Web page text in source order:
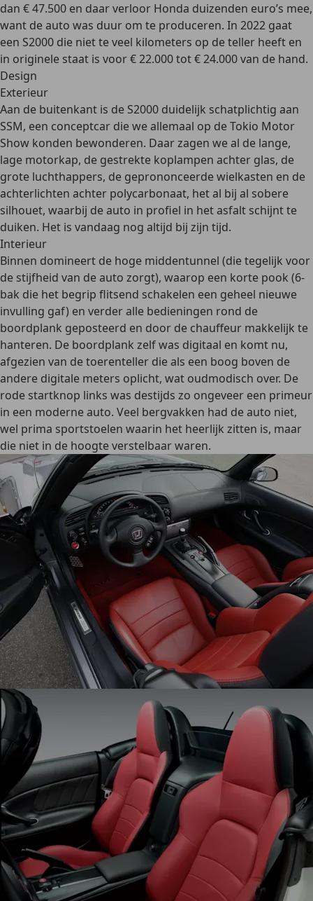
dan € 47.500 en daar verloor Honda duizenden euro’s mee,
want de auto was duur om te produceren. In 2022 gaat
een S2000 die niet te veel kilometers op de teller heeft en
in originele staat is voor € 22.000 tot € 24.000 van de hand.
Design
Exterieur
Aan de buitenkant is de S2000 duidelijk schatplichtig aan
SSM, een conceptcar die we allemaal op deTokio Motor
Show konden bewonderen. Daar zagen we al de lange,
lage motorkap, de gestrekte koplampen achter glas, de
grote luchthappers, de geprononceerde wielkasten en de
achterlichten achter polycarbonaat, het al bij al sobere
silhouet, waarbij de auto in profiel in het asfalt schijnt te
duiken. Het is vandaag nog altijd bij zijn tijd.
Interieur
Binnen domineert de hoge middentunnel (die tegelijk voor
de stijfheid van de auto zorgt), waarop een korte pook (6-
bak die het begrip flitsend schakelen een geheel nieuwe
invulling gaf) en verder alle bedieningen rond de
boordplank geposteerd en door de chauffeur makkelijk te
hanteren. De boordplank zelf was digitaal en komt nu,
afgezien van de toerenteller die als een boog boven de
andere digitale meters oplicht, wat oudmodisch over. De
rode startknop links was destijds zo ongeveer een primeur
in een moderne auto. Veel bergvakken had de auto niet,
wel prima sportstoelen waarin het heerlijk zitten is, maar
die niet in de hoogte verstelbaar waren.